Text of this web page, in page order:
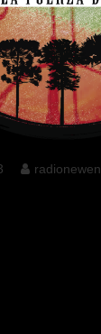
radionewen